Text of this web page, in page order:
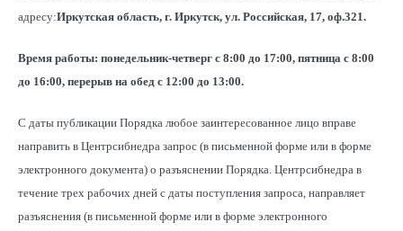
адресу:Иркутская область, г. Иркутск, ул. Российская, 17, оф.321.
Время работы: понедельник-четверг с 8:00 до 17:00, пятница с 8:00
до 16:00, перерыв на обед с 12:00 до 13:00.
С даты публикации Порядка любое заинтересованное лицо вправе
направить в Центрсибнедра запрос (в письменной форме или в форме
электронного документа) о разъяснении Порядка. Центрсибнедра в
течение трех рабочих дней с даты поступления запроса, направляет
разъяснения (в письменной форме или в форме электронного